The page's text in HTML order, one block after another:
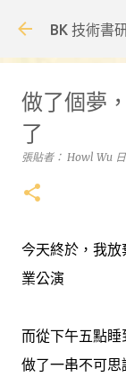
BK 技術書
做了個夢
了
張貼者： Howl Wu
今天終於，我
業公演
而從下午五點睡
做了一串不可思